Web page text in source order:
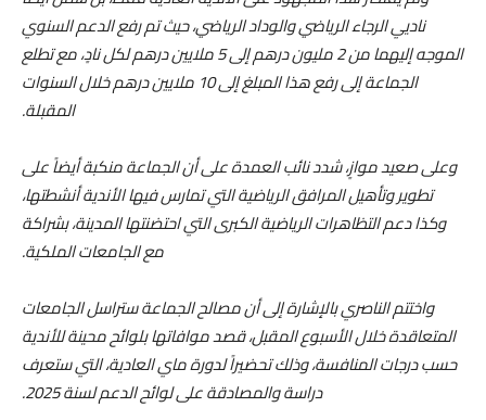
ناديي الرجاء الرياضي والوداد الرياضي، حيث تم رفع الدعم السنوي
الموجه إليهما من 2 مليون درهم إلى 5 ملايين درهم لكل نادٍ، مع تطلع
الجماعة إلى رفع هذا المبلغ إلى 10 ملايين درهم خلال السنوات
المقبلة.
وعلى صعيد موازٍ، شدد نائب العمدة على أن الجماعة منكبة أيضاً على
تطوير وتأهيل المرافق الرياضية التي تمارس فيها الأندية أنشطتها،
وكذا دعم التظاهرات الرياضية الكبرى التي احتضنتها المدينة، بشراكة
مع الجامعات الملكية.
واختتم الناصري بالإشارة إلى أن مصالح الجماعة ستراسل الجامعات
المتعاقدة خلال الأسبوع المقبل، قصد موافاتها بلوائح محينة للأندية
حسب درجات المنافسة، وذلك تحضيراً لدورة ماي العادية، التي ستعرف
دراسة والمصادقة على لوائح الدعم لسنة 2025.